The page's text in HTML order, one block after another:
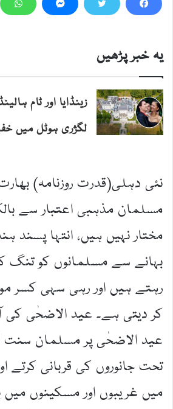
یہ خبر پڑھیں
زینڈایا اور ٹام
لگژری ہوٹل میں
نئی دہلی(قدرت روزنامہ)
مسلمان مذہبی اعتبار سے
مختار نہیں ہیں، انتہا پسند
بہانے سے مسلمانوں کو تنگ
رہتے ہیں اور رہی سہی کسر
کر دیتی ہے۔ عید الاضحٰی کی
عید الاضحٰی پر مسلمان سنت
تحت جانوروں کی قربانی کرتے
میں غریبوں اور مسکینوں